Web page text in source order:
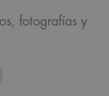
fotografías y